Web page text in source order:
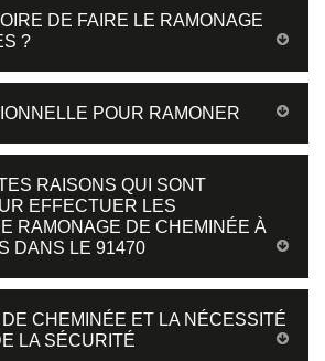
DE FAIRE LE RAMONAGE
?
POUR RAMONER
RAISONS QUI SONT
EFFECTUER LES
RAMONAGE DE CHEMINÉE À
DANS LE 91470
CHEMINÉE ET LA NÉCESSITÉ
LA SÉCURITÉ